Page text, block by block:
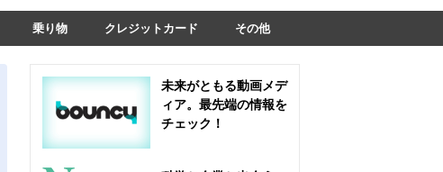
乗り物 クレジットカード その他
未来がともる動画メデ
ィア。最先端の情報を
チェック！